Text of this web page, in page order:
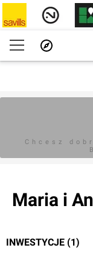
Chcesz
Maria i
INWESTYCJE (1)